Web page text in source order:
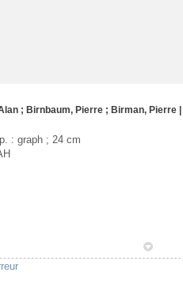
; Birnbaum, Pierre ; Birman, Pierre
: graph ; 24 cm
1